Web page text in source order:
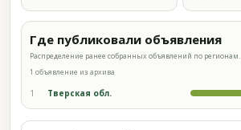
Где публиковали объявления
Распределение ранее собранных объявлений по регионам.
1 объявление из архива
1 Тверская обл.